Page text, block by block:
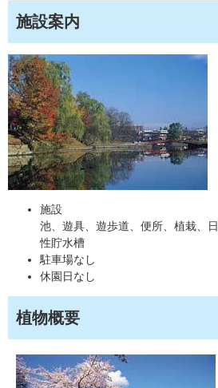
施設案内
施設
池、遊具、遊歩道、便所、植栽、
性貯水槽
駐車場なし
休園日なし
植物概要